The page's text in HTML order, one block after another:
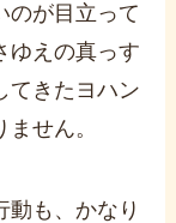
のが目立って
ゆえの真っす
てきたヨハン
せん。
動も、かなり